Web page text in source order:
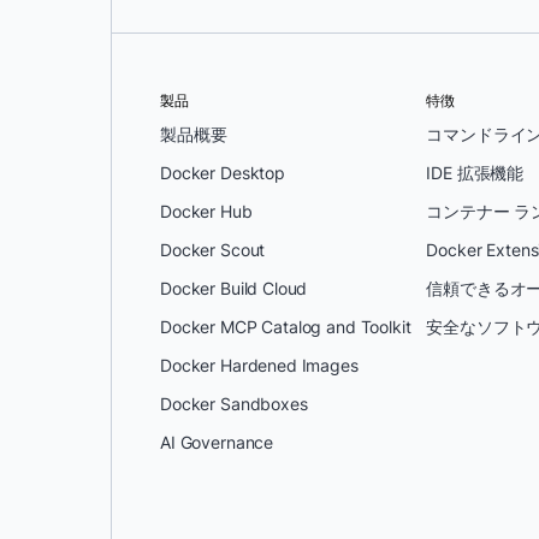
製品
製品概要
Docker Desktop
Docker Hub
Docker Scout
Docker Build Cloud
Docker MCP Catalog and Toolkit
Docker Hardened Images
Docker Sandboxes
AI Governance
特徴
コマンドライ
IDE 拡張機能
コンテナー ラ
Docker
信頼できるオ
安全なソフト